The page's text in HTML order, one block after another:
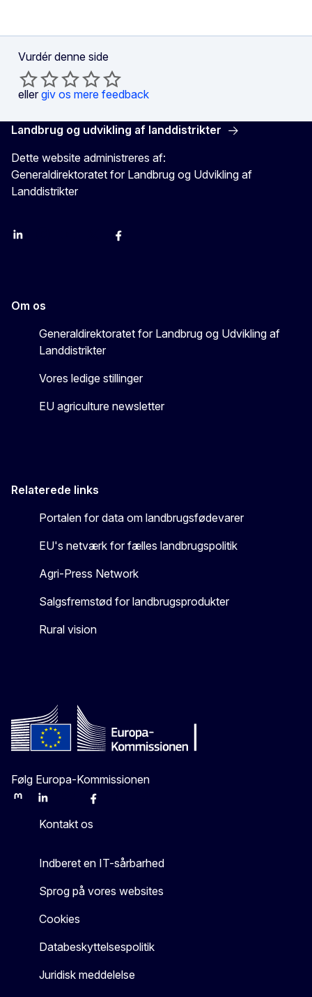
Vurdér denne side
eller giv os mere feedback
Landbrug og udvikling af landdistrikter
Dette website administreres af:
Generaldirektoratet for Landbrug og Udvikling af
Landdistrikter
LinkedIn Facebook
Om os
Generaldirektoratet for Landbrug og Udvikling af
Landdistrikter
Vores ledige stillinger
EU agriculture newsletter
Relaterede links
Portalen for data om landbrugsfødevarer
EU's netværk for fælles landbrugspolitik
Agri-Press Network
Salgsfremstød for landbrugsprodukter
Rural vision
Følg Europa-Kommissionen
MastodonLinkedInBlueskyFacebook
Kontakt os
Indberet en IT-sårbarhed
Sprog på vores websites
Cookies
Databeskyttelsespolitik
Juridisk meddelelse